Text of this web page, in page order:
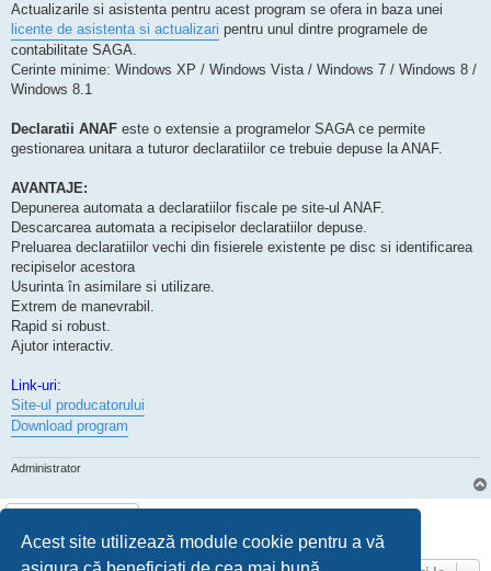
Acest site utilizează module cookie pentru a vă
Actualizarile si asistenta pentru acest program se ofera in baza unei
licente de asistenta si actualizari pentru unul dintre programele de
contabilitate SAGA.
Cerinte minime: Windows XP / Windows Vista / Windows 7 / Windows 8 /
Windows 8.1
Declaratii ANAF este o extensie a programelor SAGA ce permite
gestionarea unitara a tuturor declaratiilor ce trebuie depuse la ANAF.
AVANTAJE:
Depunerea automata a declaratiilor fiscale pe site-ul ANAF.
Descarcarea automata a recipiselor declaratiilor depuse.
Preluarea declaratiilor vechi din fisierele existente pe disc si identificarea
recipiselor acestora
Usurinta în asimilare si utilizare.
Extrem de manevrabil.
Rapid si robust.
Ajutor interactiv.
Link-uri:
Site-ul producatorului
Download program
Administrator
1 mesaj • Pagina1din1